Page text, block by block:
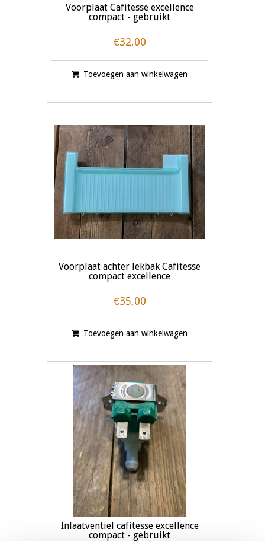
Voorplaat Cafitesse excellence
compact - gebruikt
€32,00
Toevoegen aan winkelwagen
Voorplaat achter lekbak Cafitesse
compact excellence
€35,00
Toevoegen aan winkelwagen
Inlaatventiel cafitesse excellence
compact - gebruikt